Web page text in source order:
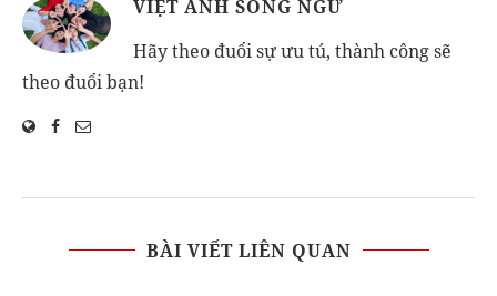
VIỆT ANH SONG NGỮ
Hãy theo đuổi sự ưu tú, thành công sẽ
theo đuổi bạn!
BÀI VIẾT LIÊN QUAN